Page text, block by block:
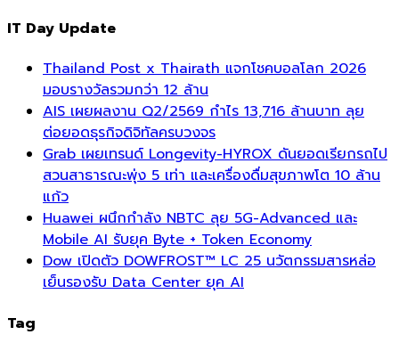
IT Day Update
Thailand Post x Thairath แจกโชคบอลโลก 2026
มอบรางวัลรวมกว่า 12 ล้าน
AIS เผยผลงาน Q2/2569 กำไร 13,716 ล้านบาท ลุย
ต่อยอดธุรกิจดิจิทัลครบวงจร
Grab เผยเทรนด์ Longevity-HYROX ดันยอดเรียกรถไป
สวนสาธารณะพุ่ง 5 เท่า และเครื่องดื่มสุขภาพโต 10 ล้าน
แก้ว
Huawei ผนึกกำลัง NBTC ลุย 5G-Advanced และ
Mobile AI รับยุค Byte + Token Economy
Dow เปิดตัว DOWFROST™ LC 25 นวัตกรรมสารหล่อ
เย็นรองรับ Data Center ยุค AI
Tag